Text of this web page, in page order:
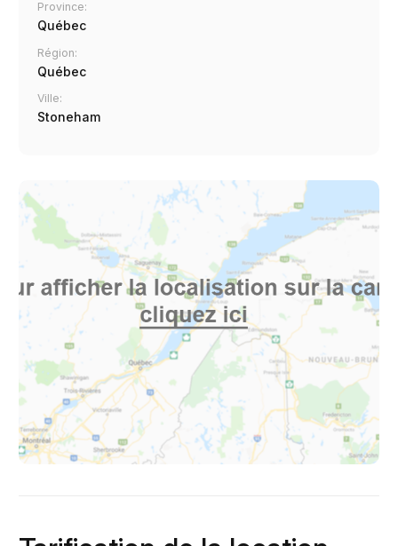
Province:
Québec
Région:
Québec
Ville:
Stoneham